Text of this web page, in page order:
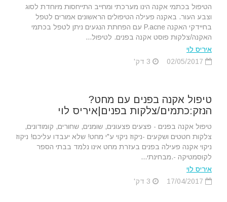
הטיפול בכתמי אקנה הינו מערכתי ומחייב התייחסות מיוחדת לסוג
וצבע העור. באקנה פעילה הטיפולים הראשונים אמורים לטפל
בחיידקי האקנה P.acne עם הפחתת הנגעים ניתן לטפל בכתמי
האקנה/צלקות פוסט אקנה בפנים. לטיפול...
איריס לוי
טיפול אקנה בפנים עם מחט?
הנזק:כתמים/צלקות בפנים|איריס לוי
טיפול אקנה בפנים - פצעים פצעונים, שומנים, שחורים, קומודונים,
צלקות חטטים ושקעים -ניקוז ניקוי ע"י מחט! שלא יעבדו עליכם! ניקוז
ניקוי אקנה פעילה בפנים בעזרת מחט אינו נלמד בבתי הספר
לקוסמטיקה -.מבחינתי...
איריס לוי